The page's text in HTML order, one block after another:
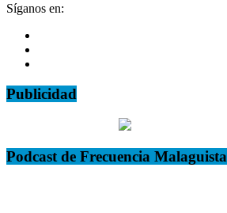
Síganos en:
Publicidad
Podcast de Frecuencia Malaguista